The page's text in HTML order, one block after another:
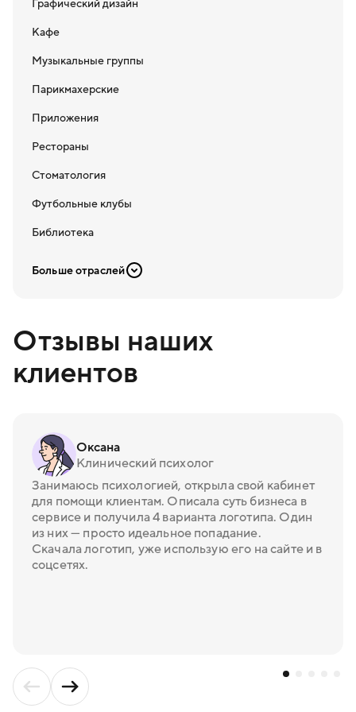
Графический дизайн
Кафе
Музыкальные группы
Парикмахерские
Приложения
Рестораны
Стоматология
Футбольные клубы
Библиотека
Больше отраслей
Отзывы наших
клиентов
Оксана
Клинический психолог
Занимаюсь психологией, открыла свой кабинет
для помощи клиентам. Описала суть бизнеса в
сервисе и получила 4 варианта логотипа. Один
из них — просто идеальное попадание.
Скачала логотип, уже использую его на сайте и в
соцсетях.